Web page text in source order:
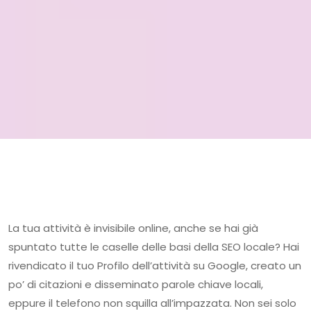
La tua attività è invisibile online, anche se hai già
spuntato tutte le caselle delle basi della SEO locale? Hai
rivendicato il tuo Profilo dell’attività su Google, creato un
po’ di citazioni e disseminato parole chiave locali,
eppure il telefono non squilla all’impazzata. Non sei solo